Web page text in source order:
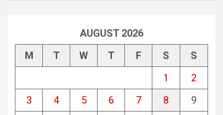
AUGUST 2026
M
T W T F S
S
1
2
3
4 5 6 7 8
9